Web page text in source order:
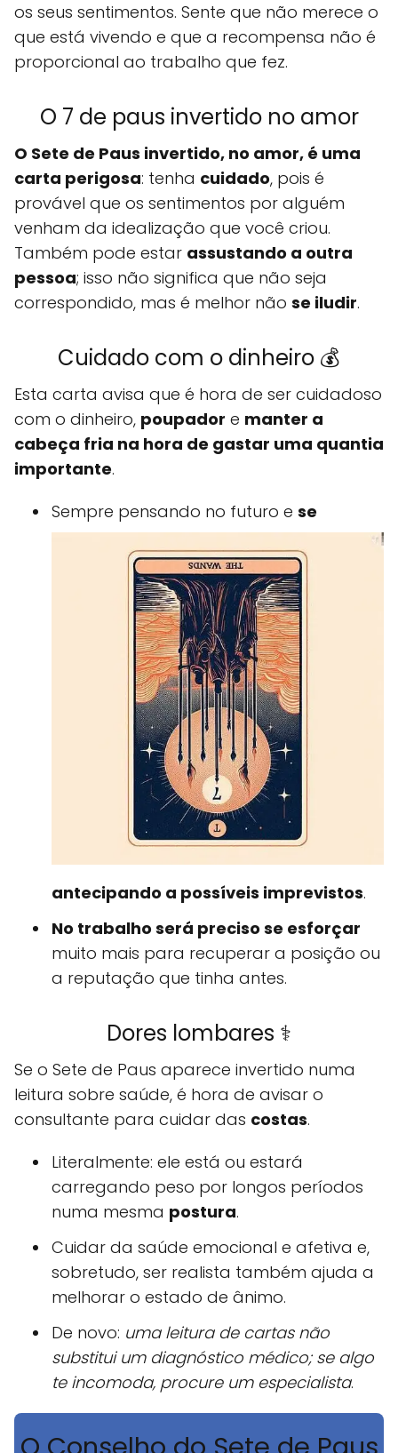
os seus sentimentos. Sente que não merece o
que está vivendo e que a recompensa não é
proporcional ao trabalho que fez.
O 7 de paus invertido no amor
O Sete de Paus invertido, no amor, é uma
carta perigosa: tenha cuidado, pois é
provável que os sentimentos por alguém
venham da idealização que você criou.
Também pode estar assustando a outra
pessoa; isso não significa que não seja
correspondido, mas é melhor não se iludir.
Cuidado com o dinheiro 💰
Esta carta avisa que é hora de ser cuidadoso
com o dinheiro, poupador e manter a
cabeça fria na hora de gastar uma quantia
importante.
Sempre pensando no futuro e se
antecipando a possíveis imprevistos.
No trabalho será preciso se esforçar
muito mais para recuperar a posição ou
a reputação que tinha antes.
Dores lombares ⚕️
Se o Sete de Paus aparece invertido numa
leitura sobre saúde, é hora de avisar o
consultante para cuidar das costas.
Literalmente: ele está ou estará
carregando peso por longos períodos
numa mesma postura.
Cuidar da saúde emocional e afetiva e,
sobretudo, ser realista também ajuda a
melhorar o estado de ânimo.
De novo: uma leitura de cartas não
substitui um diagnóstico médico; se algo
te incomoda, procure um especialista.